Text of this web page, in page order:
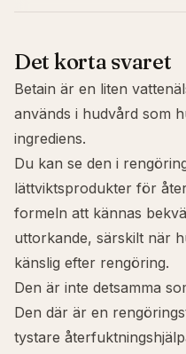
Det korta svaret
Betain är en liten
används i hudvård som
ingrediens.
Du kan se den i
lättviktsprodukter för
formeln att kännas
uttorkande, särskilt när
känslig efter rengöring.
Den är inte detsamma
Den där är en
tystare